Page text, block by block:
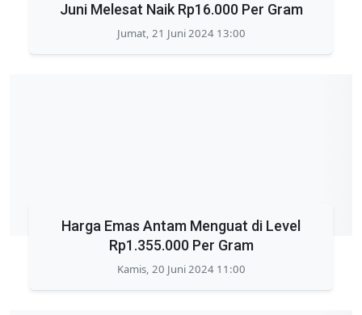
Juni Melesat Naik Rp16.000 Per Gram
Jumat, 21 Juni 2024 13:00
Harga Emas Antam Menguat di Level
Rp1.355.000 Per Gram
Kamis, 20 Juni 2024 11:00